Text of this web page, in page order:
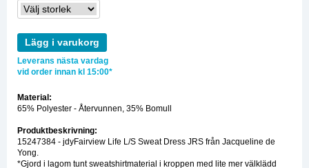
Lägg i varukorg
Leverans nästa vardag
vid order innan kl 15:00*
Material:
65% Polyester - Återvunnen, 35% Bomull
Produktbeskrivning:
15247384 - jdyFairview Life L/S Sweat Dress JRS från Jacqueline de
Yong.
*Gjord i lagom tunt sweatshirtmaterial i kroppen med lite mer välklädd